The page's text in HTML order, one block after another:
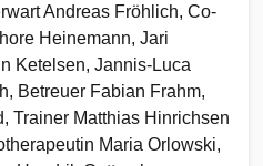
Andreas Fröhlich, Co-
Heinemann, Jari
Ketelsen, Jannis-Luca
Betreuer Fabian Frahm,
Trainer Matthias Hinrichsen
Maria Orlowski,